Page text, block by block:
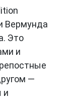
Вермунда
Это
и
—
и